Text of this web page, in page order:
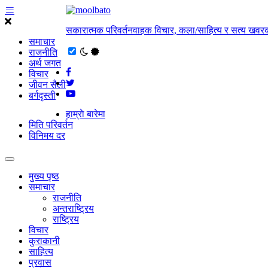
समाचार
राजनीति
अर्थ जगत
विचार
जीवन सैली
बर्गदृस्ती
सकारात्मक परिवर्तनवाहक विचार, कला/साहित्य र सत्य
हाम्राे बारेमा
मिति परिवर्तन
विनिमय दर
मुख्य पृष्ठ
समाचार
राजनीति
अन्तराष्ट्रिय
राष्ट्रिय
विचार
कुराकानी
साहित्य
प्रवास